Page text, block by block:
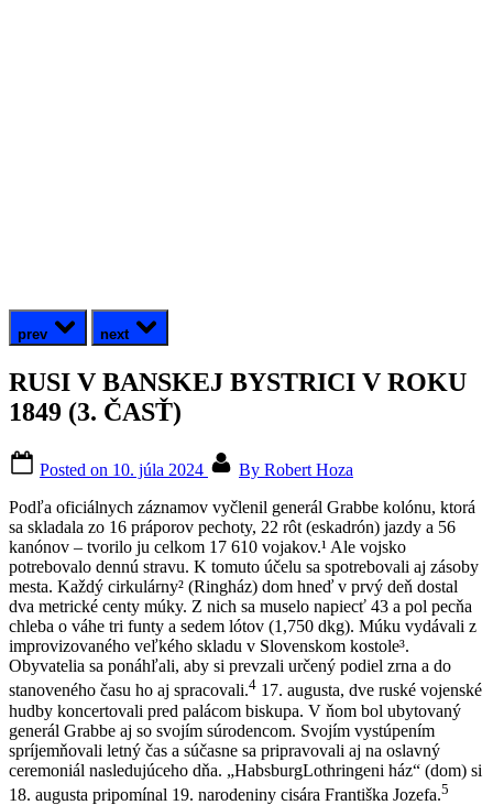
prev next
RUSI V BANSKEJ BYSTRICI V ROKU
1849 (3. ČASŤ)
Posted on 10. júla 2024 By Robert Hoza
Podľa oficiálnych záznamov vyčlenil generál Grabbe kolónu, ktorá
sa skladala zo 16 práporov pechoty, 22 rôt (eskadrón) jazdy a 56
kanónov – tvorilo ju celkom 17 610 vojakov.¹ Ale vojsko
potrebovalo dennú stravu. K tomuto účelu sa spotrebovali aj zásoby
mesta. Každý cirkulárny² (Ringház) dom hneď v prvý deň dostal
dva metrické centy múky. Z nich sa muselo napiecť 43 a pol pecňa
chleba o váhe tri funty a sedem lótov (1,750 dkg). Múku vydávali z
improvizovaného veľkého skladu v Slovenskom kostole³.
Obyvatelia sa ponáhľali, aby si prevzali určený podiel zrna a do
stanoveného času ho aj spracovali.4 17. augusta, dve ruské vojenské
hudby koncertovali pred palácom biskupa. V ňom bol ubytovaný
generál Grabbe aj so svojím súrodencom. Svojím vystúpením
spríjemňovali letný čas a súčasne sa pripravovali aj na oslavný
ceremoniál nasledujúceho dňa. „HabsburgLothringeni ház“ (dom) si
18. augusta pripomínal 19. narodeniny cisára Františka Jozefa.5